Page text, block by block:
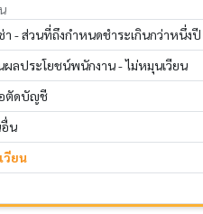
- ส่วนที่ถึงกำหนดชำระเกินกว่าหนึ่งปี
ลประโยชน์พนักงาน - ไม่หมุนเวียน
ตัดบัญชี
น
วียน